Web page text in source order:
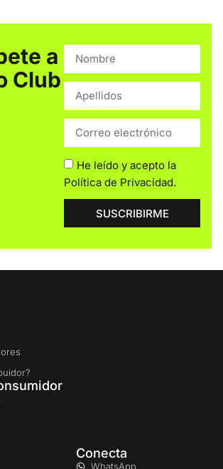
a
Club
He leído y acepto la
Política de Privacidad.
SUSCRIBIRME
Conecta
WhatsApp